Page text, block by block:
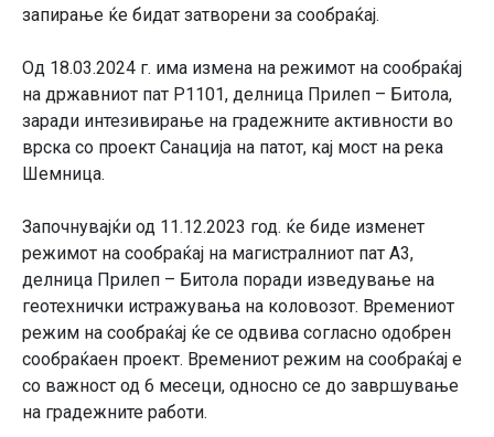
запирање ќе бидат затворени за сообраќај.
Од 18.03.2024 г. има измена на режимот на сообраќај
на државниот пат Р1101, делница Прилеп – Битола,
заради интезивирање на градежните активности во
врска со проект Санација на патот, кај мост на река
Шемница.
Започнувајќи од 11.12.2023 год. ќе биде изменет
режимот на сообраќај на магистралниот пат A3,
делница Прилеп – Битола поради изведување на
геотехнички истражувања на коловозот. Времениот
режим на сообраќај ќе се одвива согласно одобрен
сообраќаен проект. Времениот режим на сообраќај е
со важност од 6 месеци, односно се до завршување
на градежните работи.